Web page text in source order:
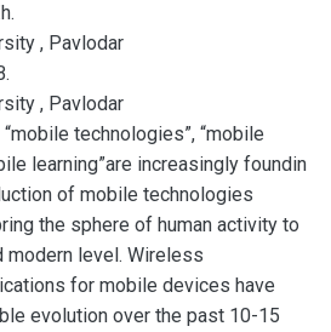
, Pavlodar
, Pavlodar
technologies”, “mobile
learning”are increasingly foundin
of mobile technologies
the sphere of human activity to
modern level. Wireless
for mobile devices have
evolution over the past 10-15